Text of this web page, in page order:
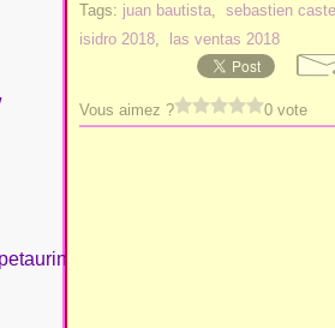
Tags: juan bautista, sebastien
isidro 2018, las ventas 2018
Vous aimez ? 0 vote